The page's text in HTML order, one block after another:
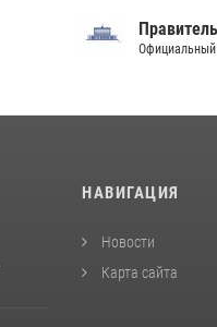
Официальный
НАВИГАЦИЯ
Новости
Карта сайта